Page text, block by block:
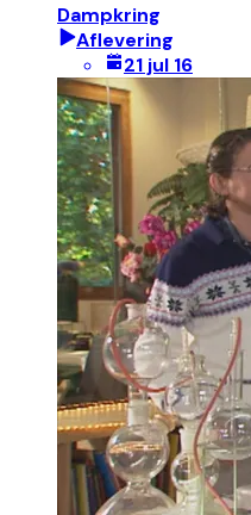
Dampkring
Aflevering
21 jul 16